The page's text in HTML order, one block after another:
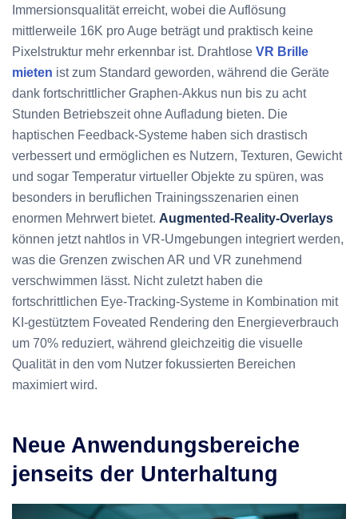
Immersionsqualität erreicht, wobei die Auflösung
mittlerweile 16K pro Auge beträgt und praktisch keine
Pixelstruktur mehr erkennbar ist. Drahtlose VR Brille
mieten ist zum Standard geworden, während die Geräte
dank fortschrittlicher Graphen-Akkus nun bis zu acht
Stunden Betriebszeit ohne Aufladung bieten. Die
haptischen Feedback-Systeme haben sich drastisch
verbessert und ermöglichen es Nutzern, Texturen, Gewicht
und sogar Temperatur virtueller Objekte zu spüren, was
besonders in beruflichen Trainingsszenarien einen
enormen Mehrwert bietet. Augmented-Reality-Overlays
können jetzt nahtlos in VR-Umgebungen integriert werden,
was die Grenzen zwischen AR und VR zunehmend
verschwimmen lässt. Nicht zuletzt haben die
fortschrittlichen Eye-Tracking-Systeme in Kombination mit
KI-gestütztem Foveated Rendering den Energieverbrauch
um 70% reduziert, während gleichzeitig die visuelle
Qualität in den vom Nutzer fokussierten Bereichen
maximiert wird.
Neue Anwendungsbereiche
jenseits der Unterhaltung